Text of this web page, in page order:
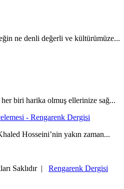
ne denli değerli ve kültürümüze...
biri harika olmuş ellerinize sağ...
- Rengarenk Dergisi
Hosseini’nin yakın zaman...
Saklıdır | Rengarenk Dergisi